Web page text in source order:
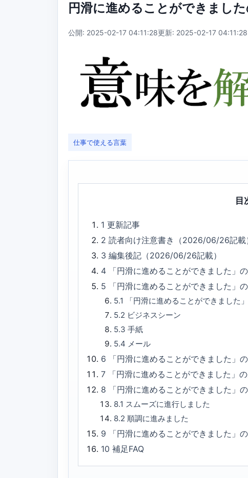
円滑に進めることができまし
公開: 2025-02-17 04:11:28更新: 2025-02-17 04:11:28
仕事で使える言葉
目
1更新記事
2読者向け注意書き（2026/06/26記載
3編集後記（2026/06/26記載）
4
「円滑に進めることができました」
5
「円滑に進めることができました」
5.1
「円滑に進めることができました
5.2 ビジネスシーン
5.3 手紙
5.4 メール
6
「円滑に進めることができました」
7
「円滑に進めることができました」
8
「円滑に進めることができました」
8.1 スムーズに進行しました
8.2 順調に進みました
9
「円滑に進めることができました」
10補足FAQ